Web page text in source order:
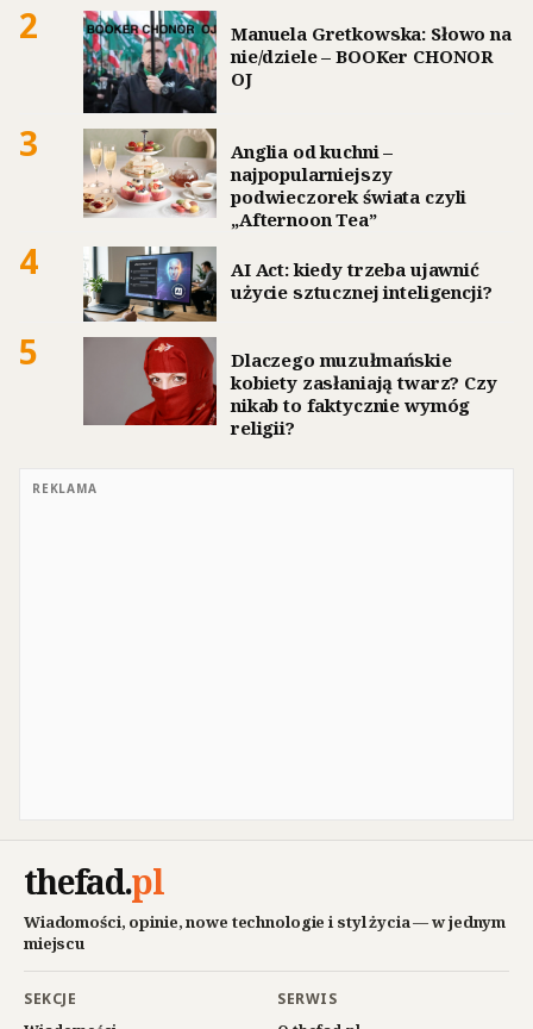
2
Manuela Gretkowska: Słowo na
nie/dziele – BOOKer CHONOR
OJ
3
Anglia od kuchni –
najpopularniejszy
podwieczorek świata czyli
„Afternoon Tea”
4
AI Act: kiedy trzeba ujawnić
użycie sztucznej inteligencji?
5
Dlaczego muzułmańskie
kobiety zasłaniają twarz? Czy
nikab to faktycznie wymóg
religii?
REKLAMA
thefad.pl
Wiadomości, opinie, nowe technologie i styl życia — w jednym
miejscu
SEKCJE
SERWIS